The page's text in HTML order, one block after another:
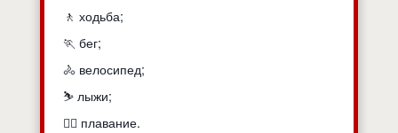
🚶 ходьба;
🏃 бег;
🚴 велосипед;
⛷ лыжи;
🏊‍♂ плавание.